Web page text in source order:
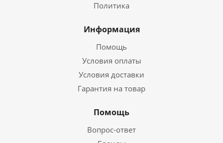
Политика
Информация
Помощь
Условия оплаты
Условия доставки
Гарантия на товар
Помощь
Вопрос-ответ